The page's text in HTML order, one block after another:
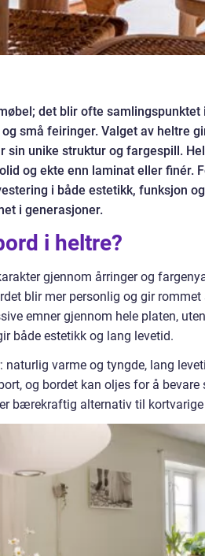
det blir ofte
små feiringer. Valget av heltre
sin unike struktur og fargespill.
og ekte enn laminat eller finér.
i både estetikk, funksjon
i generasjoner.
i heltre?
gjennom årringer og
blir mer personlig og gir
emner gjennom hele platen,
både estetikk og lang levetid.
naturlig varme og tyngde, lang
og bordet kan oljes for å bevare
bærekraftig alternativ til